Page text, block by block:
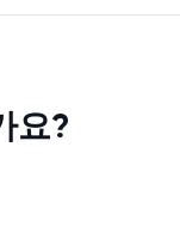
요?